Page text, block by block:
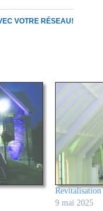
VOTRE RÉSEAU!
Revitalisation
9 mai 2025